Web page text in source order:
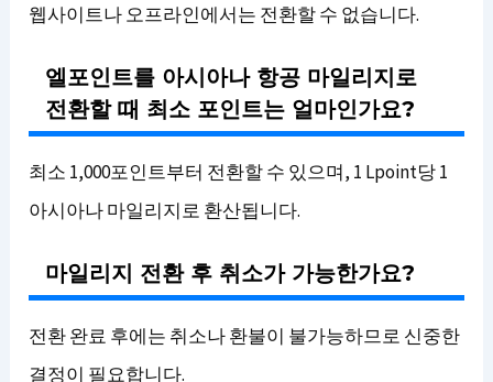
웹사이트나 오프라인에서는 전환할 수 없습니다.
엘포인트를 아시아나 항공 마일리지로
전환할 때 최소 포인트는 얼마인가요?
최소 1,000포인트부터 전환할 수 있으며, 1 Lpoint당 1
아시아나 마일리지로 환산됩니다.
마일리지 전환 후 취소가 가능한가요?
전환 완료 후에는 취소나 환불이 불가능하므로 신중한
결정이 필요합니다.